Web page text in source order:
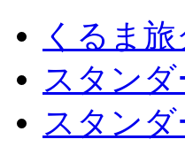
くるま
スタン
スタンダ